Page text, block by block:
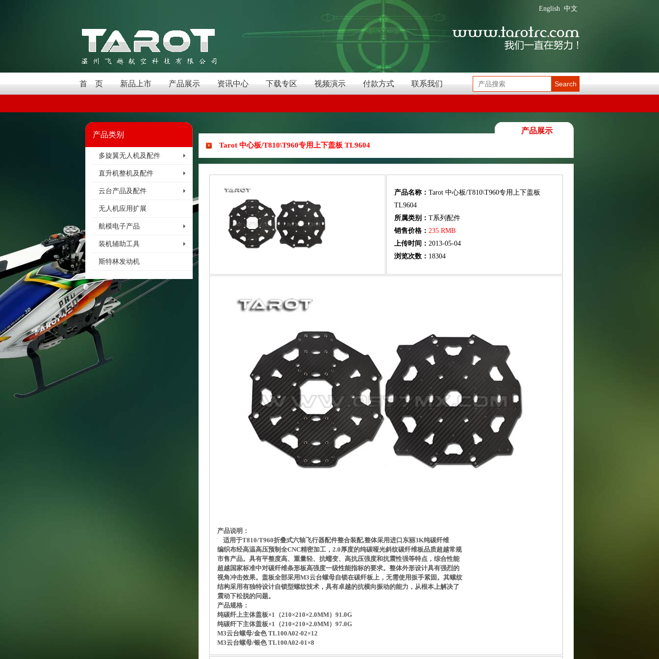
中文
English
首 页 新品上市 产品展示 资讯中心 下载专区 视频演示 付款方式 联系我们 Search
产品类别
多旋翼无人机及配件
直升机整机及配件
云台产品及配件
无人机应用扩展
航模电子产品
装机辅助工具
斯特林发动机
产品展示
Tarot 中心板/T810\T960专用上下盖板 TL9604
产品名称： Tarot 中心板/T810\T960专用上下盖板
TL9604
所属类别： T系列配件
销售价格： 235 RMB
上传时间： 2013-05-04
浏览次数： 18304
产品说明：
适用于T810/T960折叠式六轴飞行器配件整合装配,整体采用进口东丽3K纯碳纤维
编织布经高温高压预制全CNC精密加工，2.0厚度的纯碳哑光斜纹碳纤维板品质超越常规
市售产品。具有平整度高、重量轻、抗蠕变、高抗压强度和抗震性强等特点，综合性能
超越国家标准中对碳纤维条形板高强度一级性能指标的要求。整体外形设计具有强烈的
视角冲击效果。盖板全部采用M3云台螺母自锁在碳纤板上，无需使用扳手紧固。其螺纹
结构采用有独特设计自锁型螺纹技术，具有卓越的抗横向振动的能力，从根本上解决了
震动下松脱的问题。
产品规格：
纯碳纤上主体盖板×1（210×210×2.0MM）91.0G
纯碳纤下主体盖板×1（210×210×2.0MM）97.0G
M3云台螺母/金色 TL100A02-02×12
M3云台螺母/银色 TL100A02-01×8